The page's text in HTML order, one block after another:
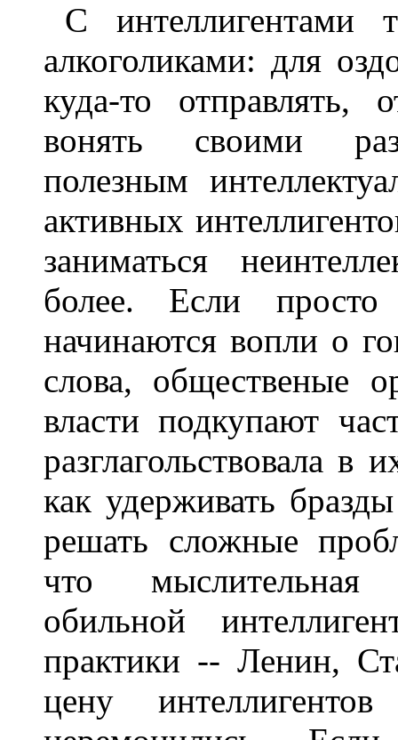
С
алкоголиками: для
куда-то
вонять своими
полезным
активных
заниматься
более. Если
начинаются вопли о
слова, общественые
власти подкупают
разглагольствовала в
как удерживать
решать сложные
что мыслительная
обильной
практики -- Ленин,
цену